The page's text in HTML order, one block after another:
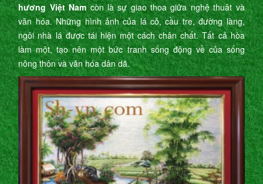
hương Việt Namcòn là sự giao thoa giữa nghệ thuât và
văn hóa. Những hình ảnh của lá cỏ, cầu tre, đường làng,
ngôi nhà lá được tái hiện một cách chân chất. Tất cả hòa
làm một, tạo nên một bức tranh sống động về của sống
nông thôn và văn hóa dân dã.